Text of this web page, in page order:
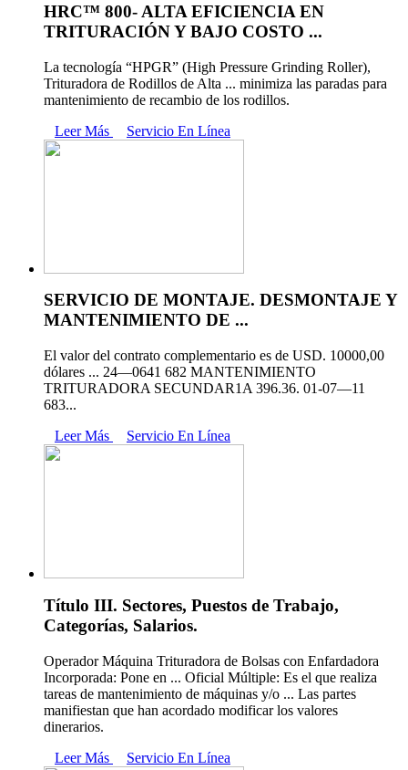
HRC™ 800- ALTA EFICIENCIA EN
TRITURACIÓN Y BAJO COSTO ...
La tecnología “HPGR” (High Pressure Grinding Roller),
Trituradora de Rodillos de Alta ... minimiza las paradas para
mantenimiento de recambio de los rodillos.
Leer Más
Servicio En Línea
SERVICIO DE MONTAJE. DESMONTAJE Y
MANTENIMIENTO DE ...
El valor del contrato complementario es de USD. 10000,00
dólares ... 24—0641 682 MANTENIMIENTO
TRITURADORA SECUNDAR1A 396.36. 01-07—11
683...
Leer Más
Servicio En Línea
Título III. Sectores, Puestos de Trabajo,
Categorías, Salarios.
Operador Máquina Trituradora de Bolsas con Enfardadora
Incorporada: Pone en ... Oficial Múltiple: Es el que realiza
tareas de mantenimiento de máquinas y/o ... Las partes
manifiestan que han acordado modificar los valores
dinerarios.
Leer Más
Servicio En Línea